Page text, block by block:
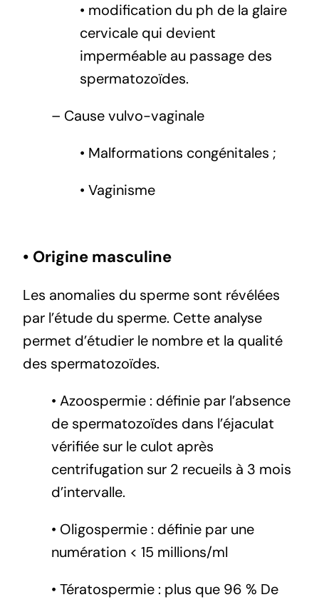
• modification du ph de la glaire
cervicale qui devient
imperméable au passage des
spermatozoïdes.
– Cause vulvo-vaginale
• Malformations congénitales ;
• Vaginisme
• Origine masculine
Les anomalies du sperme sont révélées
par l’étude du sperme. Cette analyse
permet d’étudier le nombre et la qualité
des spermatozoïdes.
• Azoospermie : définie par l’absence
de spermatozoïdes dans l’éjaculat
vérifiée sur le culot après
centrifugation sur 2 recueils à 3 mois
d’intervalle.
• Oligospermie : définie par une
numération < 15 millions/ml
• Tératospermie : plus que 96 % De